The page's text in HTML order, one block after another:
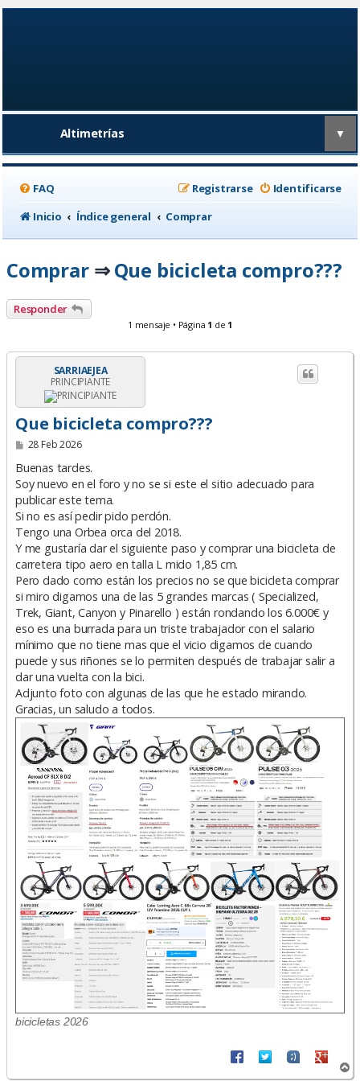
Altimetrías ▼
FAQ Identificarse
Registrarse
Inicio
Índice general Comprar
Comprar⇒ Que bicicleta compro???
Responder
1 mensaje • Página 1 de 1
SARRIAEJEA
PRINCIPIANTE
Que bicicleta compro???
M
n
a
j
e
28 Feb 2026
Buenas tardes.
Soy nuevo en el foro y no se si este el sitio adecuado para
publicar este tema.
Si no es así pedir pido perdón.
Tengo una Orbea orca del 2018.
Y me gustaría dar el siguiente paso y comprar una bicicleta de
carretera tipo aero en talla L mido 1,85 cm.
Pero dado como están los precios no se que bicicleta comprar
si miro digamos una de las 5 grandes marcas ( Specialized,
Trek, Giant, Canyon y Pinarello ) están rondando los 6.000€ y
eso es una burrada para un triste trabajador con el salario
mínimo que no tiene mas que el vicio digamos de cuando
puede y sus riñones se lo permiten después de trabajar salir a
dar una vuelta con la bici.
Adjunto foto con algunas de las que he estado mirando.
Gracias, un saludo a todos.
bicicletas 2026